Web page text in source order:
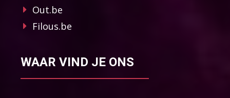
Out.be
Filous.be
WAAR VIND JE ONS